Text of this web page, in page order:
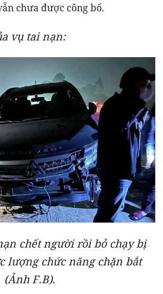
chưa được công bố.
vụ tai nạn:
chết người rồi bỏ chạy bị
lượng chức năng chặn bắt
(Ảnh F.B).